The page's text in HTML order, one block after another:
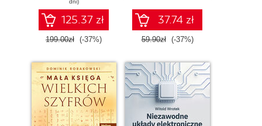
umożliwiające
konstruowanie
inteligentnych
systemów
dni)
125.37 zł
199.00zł (-37%)
37.74 zł
59.90zł (-37%)